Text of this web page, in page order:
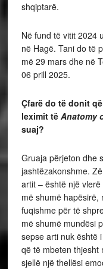
shqiptarë.
Në fund të vitit 2024
në Hagë. Tani do të
më 29 mars dhe në
06 prill 2025.
Çfarë do të donit
leximit të Anatomy
suaj?
Gruaja përjeton dhe
jashtëzakonshme.
artit – është një
më shumë hapësirë,
fuqishme për të
më shumë mundësi
sepse arti nuk është
që të mbeten thjesht
sjellë një thellësi